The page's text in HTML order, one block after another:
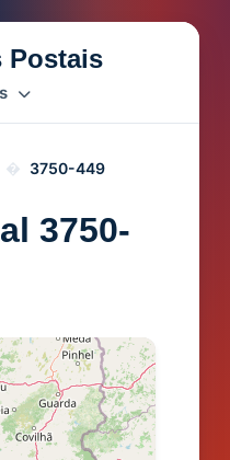
Postais
3750-449
3750-